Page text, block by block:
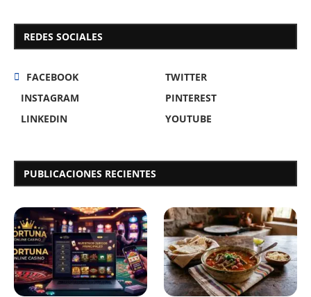
REDES SOCIALES
FACEBOOK
TWITTER
INSTAGRAM
PINTEREST
LINKEDIN
YOUTUBE
PUBLICACIONES RECIENTES